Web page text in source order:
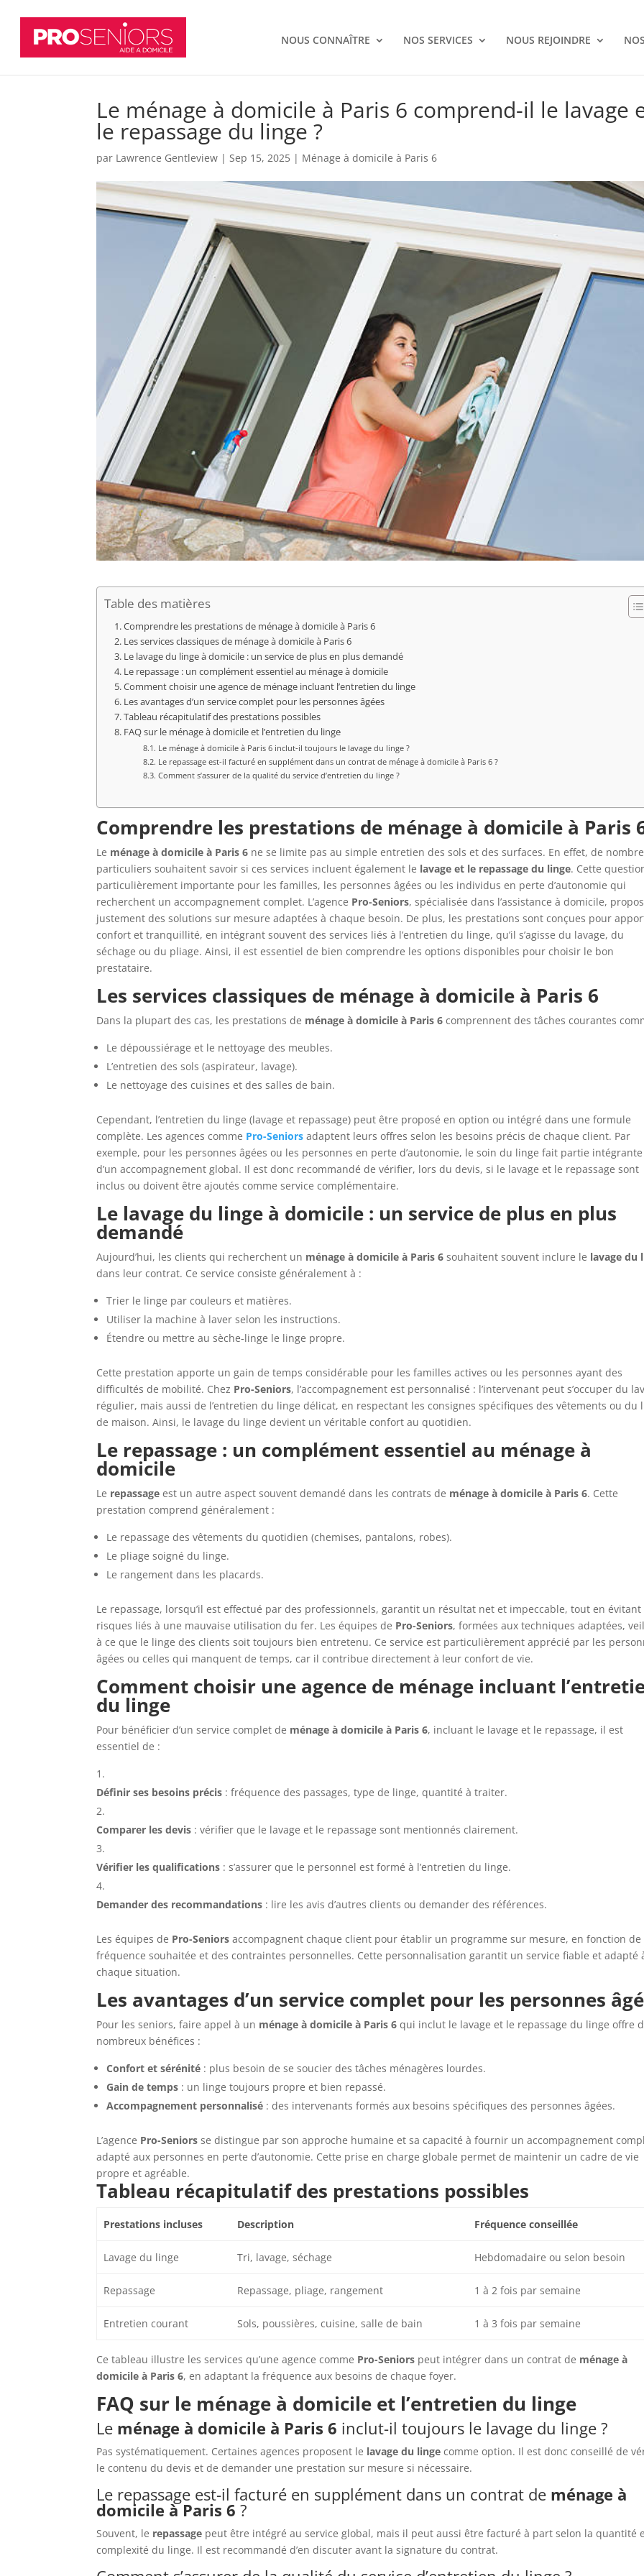
NOUS CONNAÎTRE NOS SERVICES NOUS REJOINDRE
Le ménage à domicile à Paris 6 comprend-il le lavage
le repassage du linge ?
par Lawrence Gentleview |Sep 15, 2025 | Ménage à domicile à Paris 6
Table des matières
Comprendre les prestations de ménage à domicile à Paris 6
Les services classiques de ménage à domicile à Paris 6
Le lavage du linge à domicile : un service de plus en plus demandé
Le repassage : un complément essentiel au ménage à domicile
Comment choisir une agence de ménage incluant l’entretien du linge
Les avantages d’un service complet pour les personnes âgées
Tableau récapitulatif des prestations possibles
FAQ sur le ménage à domicile et l’entretien du linge
Le ménage à domicile à Paris 6 inclut-il toujours le lavage du linge ?
Le repassage est-il facturé en supplément dans un contrat de ménage à domicile à Paris 6 ?
Comment s’assurer de la qualité du service d’entretien du linge ?
Comprendre les prestations de ménage à domicile à Paris
Le ménage à domicile à Paris 6 ne se limite pas au simple entretien des sols et des surfaces. En effet, de
particuliers souhaitent savoir si ces services incluent également le lavage et le repassage du linge. Cette
particulièrement importante pour les familles, les personnes âgées ou les individus en perte d’autonomie qui
recherchent un accompagnement complet. L’agence Pro-Seniors, spécialisée dans l’assistance à domicile,
justement des solutions sur mesure adaptées à chaque besoin. De plus, les prestations sont conçues pour
confort et tranquillité, en intégrant souvent des services liés à l’entretien du linge, qu’il s’agisse du lavage, du
séchage ou du pliage. Ainsi, il est essentiel de bien comprendre les options disponibles pour choisir le bon
prestataire.
Les services classiques de ménage à domicile à Paris 6
Dans la plupart des cas, les prestations de ménage à domicile à Paris 6 comprennent des tâches courantes
Le dépoussiérage et le nettoyage des meubles.
L’entretien des sols (aspirateur, lavage).
Le nettoyage des cuisines et des salles de bain.
Cependant, l’entretien du linge (lavage et repassage) peut être proposé en option ou intégré dans une formule
complète. Les agences comme Pro-Seniors adaptent leurs offres selon les besoins précis de chaque client. Par
exemple, pour les personnes âgées ou les personnes en perte d’autonomie, le soin du linge fait partie intégrante
d’un accompagnement global. Il est donc recommandé de vérifier, lors du devis, si le lavage et le repassage sont
inclus ou doivent être ajoutés comme service complémentaire.
Le lavage du linge à domicile : un service de plus en plus
demandé
Aujourd’hui, les clients qui recherchent un ménage à domicile à Paris 6 souhaitent souvent inclure le lavage du
dans leur contrat. Ce service consiste généralement à :
Trier le linge par couleurs et matières.
Utiliser la machine à laver selon les instructions.
Étendre ou mettre au sèche-linge le linge propre.
Cette prestation apporte un gain de temps considérable pour les familles actives ou les personnes ayant des
difficultés de mobilité. Chez Pro-Seniors, l’accompagnement est personnalisé : l’intervenant peut s’occuper du
régulier, mais aussi de l’entretien du linge délicat, en respectant les consignes spécifiques des vêtements ou du
de maison. Ainsi, le lavage du linge devient un véritable confort au quotidien.
Le repassage : un complément essentiel au ménage à
domicile
Le repassage est un autre aspect souvent demandé dans les contrats de ménage à domicile à Paris 6. Cette
prestation comprend généralement :
Le repassage des vêtements du quotidien (chemises, pantalons, robes).
Le pliage soigné du linge.
Le rangement dans les placards.
Le repassage, lorsqu’il est effectué par des professionnels, garantit un résultat net et impeccable, tout en évitant
risques liés à une mauvaise utilisation du fer. Les équipes de Pro-Seniors, formées aux techniques adaptées,
à ce que le linge des clients soit toujours bien entretenu. Ce service est particulièrement apprécié par les
âgées ou celles qui manquent de temps, car il contribue directement à leur confort de vie.
Comment choisir une agence de ménage incluant
du linge
Pour bénéficier d’un service complet de ménage à domicile à Paris 6, incluant le lavage et le repassage, il est
essentiel de :
Définir ses besoins précis : fréquence des passages, type de linge, quantité à traiter.
Comparer les devis : vérifier que le lavage et le repassage sont mentionnés clairement.
Vérifier les qualifications : s’assurer que le personnel est formé à l’entretien du linge.
Demander des recommandations : lire les avis d’autres clients ou demander des références.
Les équipes de Pro-Seniors accompagnent chaque client pour établir un programme sur mesure, en fonction de
fréquence souhaitée et des contraintes personnelles. Cette personnalisation garantit un service fiable et adapté
chaque situation.
Les avantages d’un service complet pour les personnes
Pour les seniors, faire appel à un ménage à domicile à Paris 6 qui inclut le lavage et le repassage du linge offre
nombreux bénéfices :
Confort et sérénité : plus besoin de se soucier des tâches ménagères lourdes.
Gain de temps : un linge toujours propre et bien repassé.
Accompagnement personnalisé : des intervenants formés aux besoins spécifiques des personnes âgées.
L’agence Pro-Seniors se distingue par son approche humaine et sa capacité à fournir un accompagnement
adapté aux personnes en perte d’autonomie. Cette prise en charge globale permet de maintenir un cadre de vie
propre et agréable.
Tableau récapitulatif des prestations possibles
Prestations incluses Description Fréquence conseillée
Lavage du linge Tri, lavage, séchage Hebdomadaire ou selon besoin
Repassage Repassage, pliage, rangement 1 à 2 fois par semaine
Entretien courant Sols, poussières, cuisine, salle de bain 1 à 3 fois par semaine
Ce tableau illustre les services qu’une agence comme Pro-Seniors peut intégrer dans un contrat de ménage à
domicile à Paris 6, en adaptant la fréquence aux besoins de chaque foyer.
FAQ sur le ménage à domicile et l’entretien du linge
Le ménage à domicile à Paris 6 inclut-il toujours le lavage du linge ?
Pas systématiquement. Certaines agences proposent le lavage du linge comme option. Il est donc conseillé de
le contenu du devis et de demander une prestation sur mesure si nécessaire.
Le repassage est-il facturé en supplément dans un contrat de ménage à
domicile à Paris 6 ?
Souvent, le repassage peut être intégré au service global, mais il peut aussi être facturé à part selon la quantité
complexité du linge. Il est recommandé d’en discuter avant la signature du contrat.